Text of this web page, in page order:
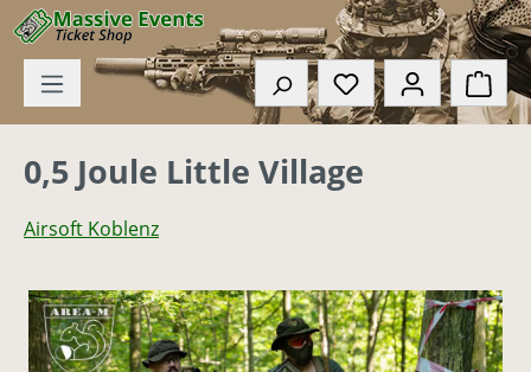
Zum Hauptinhalt springen
Du hast 0
0,5 Joule Little Village
Airsoft Koblenz
Bildergalerie überspringen